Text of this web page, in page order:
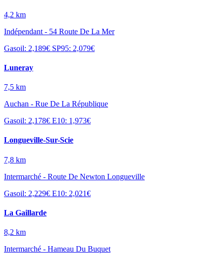
4,2 km
Indépendant - 54 Route De La Mer
Gasoil: 2,189€ SP95: 2,079€
Luneray
7,5 km
Auchan - Rue De La République
Gasoil: 2,178€ E10: 1,973€
Longueville-Sur-Scie
7,8 km
Intermarché - Route De Newton Longueville
Gasoil: 2,229€ E10: 2,021€
La Gaillarde
8,2 km
Intermarché - Hameau Du Buquet